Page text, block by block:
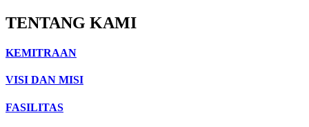
TENTANG KAMI
KEMITRAAN
VISI DAN MISI
FASILITAS